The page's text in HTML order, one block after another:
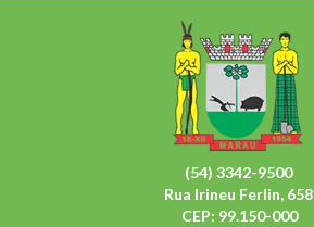
(54) 3342-9500
Rua Irineu Ferlin, 658
CEP: 99.150-000